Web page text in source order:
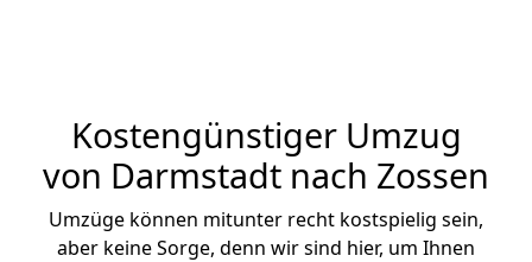
Kostengünstiger Umzug
von Darmstadt nach Zossen
Umzüge können mitunter recht kostspielig sein,
aber keine Sorge, denn wir sind hier, um Ihnen